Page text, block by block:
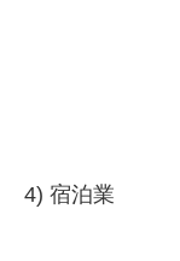
4) 宿泊業